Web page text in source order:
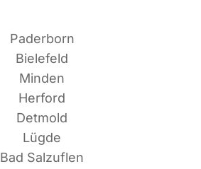
Pader­born
Bielefeld
Minden
Herford
Detmold
Lügde
Bad Salzuflen